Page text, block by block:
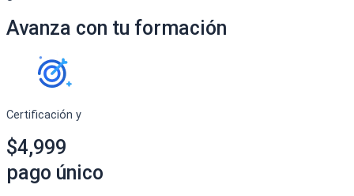
Avanza con tu formación
Certificación y
$4,999
pago único